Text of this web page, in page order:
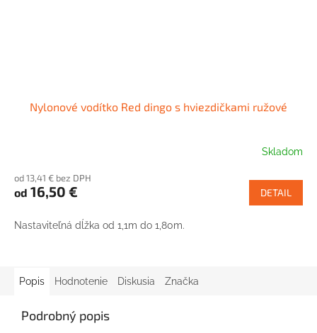
Nylonové vodítko Red dingo s hviezdičkami ružové
Skladom
od 13,41 € bez DPH
od 16,50 € DETAIL
Nastaviteľná dĺžka od 1,1m do 1,80m.
Popis Hodnotenie Diskusia Značka
Podrobný popis